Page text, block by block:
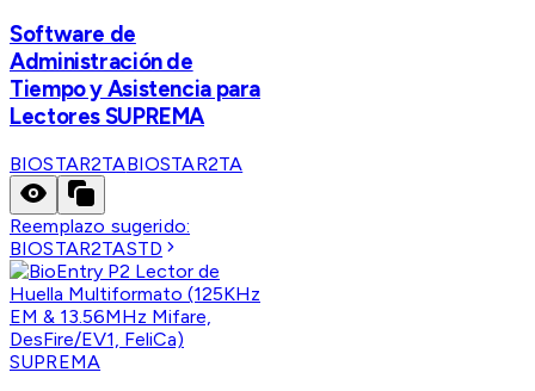
Software de
Administración de
Tiempo y Asistencia para
Lectores SUPREMA
BIOSTAR2TABIOSTAR2TA
Reemplazo sugerido:
BIOSTAR2TASTD
SUPREMA